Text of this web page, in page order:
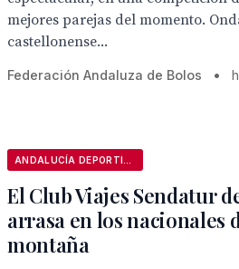
mejores parejas del momento.
castellonense...
Federación Andaluza de Bolos •
El Club Viajes Sendatur
arrasa en los nacionales
montaña